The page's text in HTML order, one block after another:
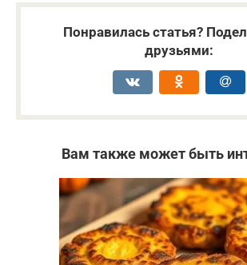
Понравилась статья?
друзьями:
Вам также может быть